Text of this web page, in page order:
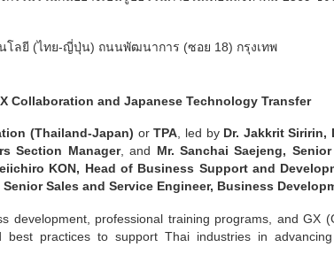
ลยี (ไทย-ญี่ปุ่น) ถนนพัฒนาการ (ซอย 18) กรุงเทพ
Collaboration and Japanese Technology Transfer
(Thailand-Japan) orTPA, led by Dr. Jakkrit
Section Manager, and Mr. Sanchai Saejeng,
KON, Head of Business Support and
Senior Sales and Service Engineer, Business
development, professional training programs, and GX
practices to support Thai industries in